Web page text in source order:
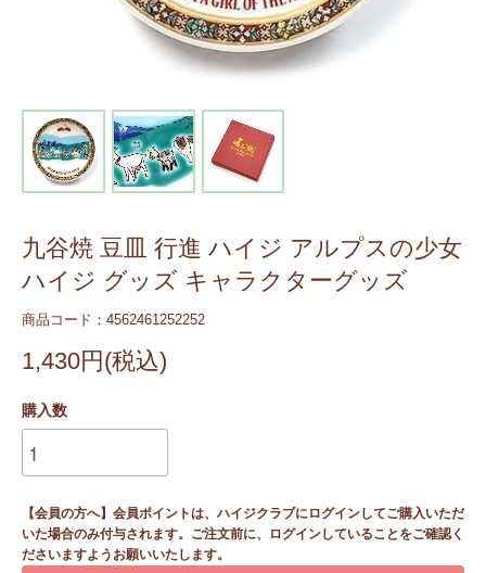
九谷焼 豆皿 行進 ハイジ アルプスの少女
ハイジ グッズ キャラクターグッズ
商品コード：4562461252252
1,430円(税込)
購入数
【会員の方へ】会員ポイントは、ハイジクラブにログインしてご購入いただ
いた場合のみ付与されます。ご注文前に、ログインしていることをご確認く
ださいますようお願いいたします。